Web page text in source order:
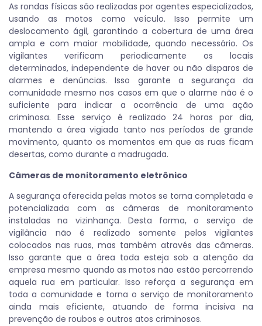
As rondas físicas são realizadas por agentes especializados,
usando as motos como veículo. Isso permite um
deslocamento ágil, garantindo a cobertura de uma área
ampla e com maior mobilidade, quando necessário. Os
vigilantes verificam periodicamente os locais
determinados, independente de haver ou não disparos de
alarmes e denúncias. Isso garante a segurança da
comunidade mesmo nos casos em que o alarme não é o
suficiente para indicar a ocorrência de uma ação
criminosa. Esse serviço é realizado 24 horas por dia,
mantendo a área vigiada tanto nos períodos de grande
movimento, quanto os momentos em que as ruas ficam
desertas, como durante a madrugada.
Câmeras de monitoramento eletrônico
A segurança oferecida pelas motos se torna completada e
potencializada com as câmeras de monitoramento
instaladas na vizinhança. Desta forma, o serviço de
vigilância não é realizado somente pelos vigilantes
colocados nas ruas, mas também através das câmeras.
Isso garante que a área toda esteja sob a atenção da
empresa mesmo quando as motos não estão percorrendo
aquela rua em particular. Isso reforça a segurança em
toda a comunidade e torna o serviço de monitoramento
ainda mais eficiente, atuando de forma incisiva na
prevenção de roubos e outros atos criminosos.